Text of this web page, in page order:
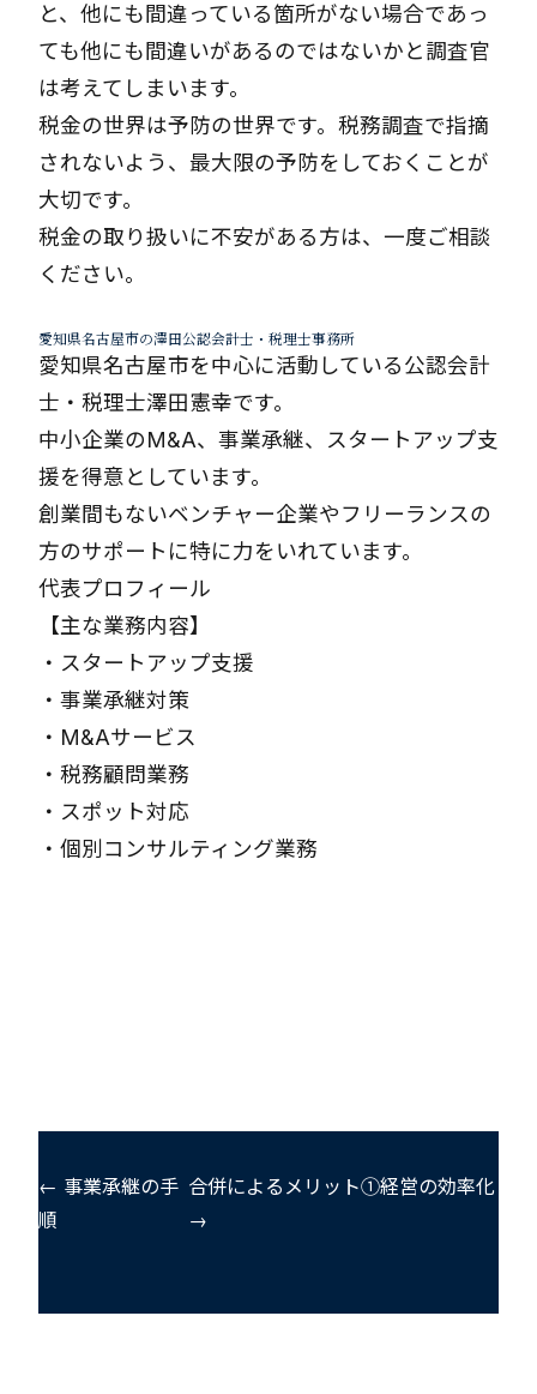
と、他にも間違っている箇所がない場合であっ
ても他にも間違いがあるのではないかと調査官
は考えてしまいます。
税金の世界は予防の世界です。税務調査で指摘
されないよう、最大限の予防をしておくことが
大切です。
税金の取り扱いに不安がある方は、一度ご相談
ください。
愛知県名古屋市の澤田公認会計士・税理士事務所
愛知県名古屋市を中心に活動している公認会計
士・税理士澤田憲幸です。
中小企業のM&A、事業承継、スタートアップ支
援を得意としています。
創業間もないベンチャー企業やフリーランスの
方のサポートに特に力をいれています。
代表プロフィール
【主な業務内容】
・ スタートアップ支援
・ 事業承継対策
・ M&Aサービス
・ 税務顧問業務
・ スポット対応
・ 個別コンサルティング業務
← 事業承継の手
順
合併によるメリット①経営の効率化
→